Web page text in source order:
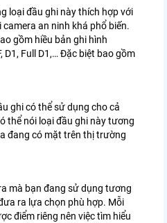
loại đầu ghi này thích hợp với
an ninh khá phổ biến.
gồm hiều bản ghi hình
D1, Full D1,… Đặc biệt bao gồm
ghi có thể sử dụng cho cả
thể nói loại đầu ghi này tương
đang có mặt trên thị trường
mà bạn đang sử dụng tương
ra lựa chọn phù hợp. Mỗi
điểm riêng nên việc tìm hiểu